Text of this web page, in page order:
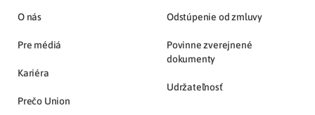
O nás
Pre médiá
Kariéra
Prečo Union
Odstúpenie od zmluvy
Povinne zverejnené
dokumenty
Udržateľnosť